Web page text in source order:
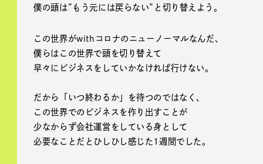
僕の頭は”もう元には戻らない”と切り替えよう。
この世界がwithコロナのニューノーマルなんだ、
僕らはこの世界で頭を切り替えて
早々にビジネスをしていかなければ行けない。
だから「いつ終わるか」を待つのではなく、
この世界でのビジネスを作り出すことが
少なからず会社運営をしている身として
必要なことだとひしひし感じた1週間でした。